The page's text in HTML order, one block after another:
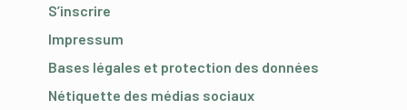
S’inscrire
Impressum
Bases légales et protection des données
Nétiquette des médias sociaux